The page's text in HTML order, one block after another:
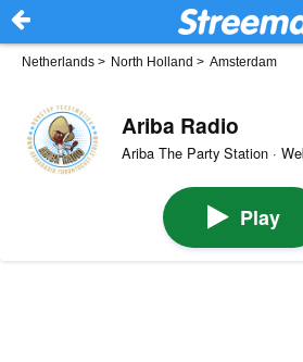
Netherlands > North Holland > Amsterdam
Ariba Radio
Ariba The Party Station ·
Play